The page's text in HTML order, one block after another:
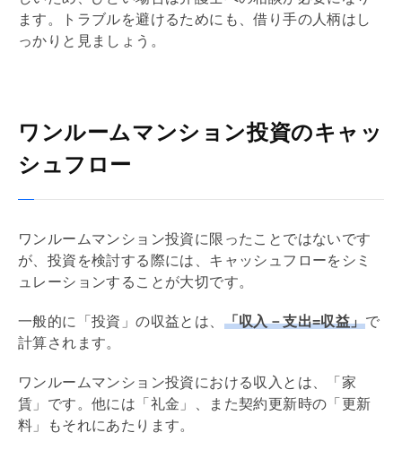
ます。トラブルを避けるためにも、借り手の人柄はし
っかりと見ましょう。
ワンルームマンション投資のキャッ
シュフロー
ワンルームマンション投資に限ったことではないです
が、投資を検討する際には、キャッシュフローをシミ
ュレーションすることが大切です。
一般的に「投資」の収益とは、 「収入－支出=収益」で
計算されます。
ワンルームマンション投資における収入とは、「家
賃」です。他には「 礼金 」、また契約更新時の「 更新
料 」もそれにあたります。